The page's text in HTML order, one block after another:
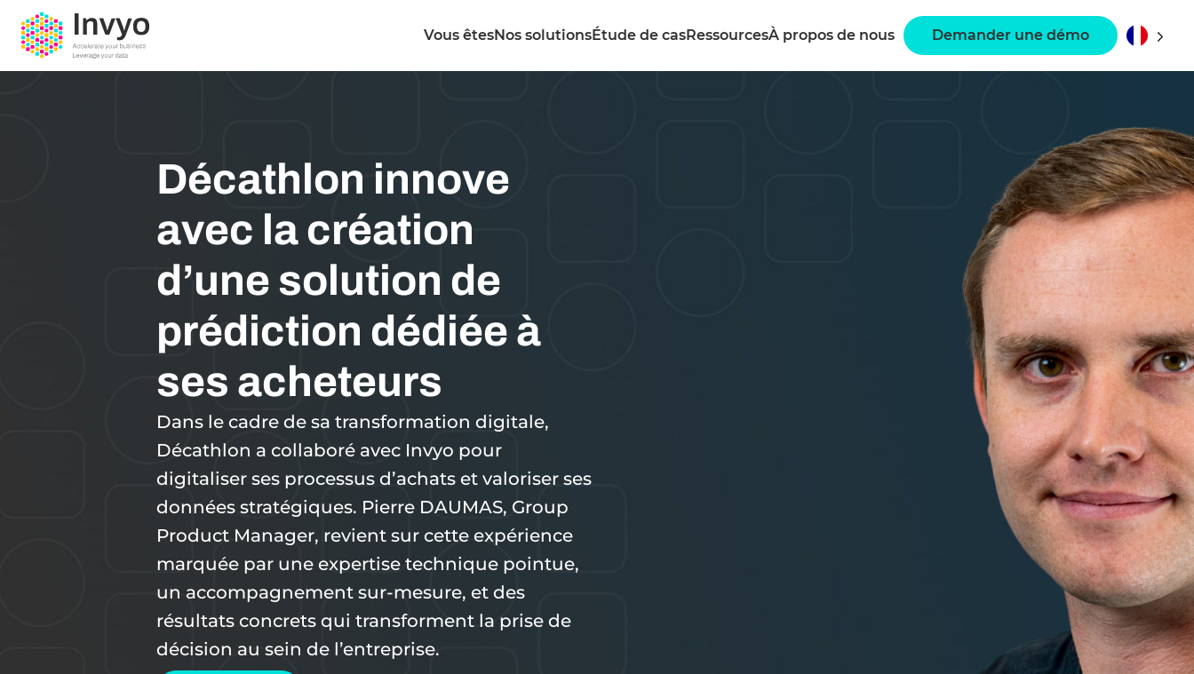
Vous êtesNos solutionsÉtude de casRessourcesÀ propos de nous Demander une démo
Décathlon innove
avec la création
d’une solution de
prédiction dédiée à
ses acheteurs
Dans le cadre de sa transformation digitale,
Décathlon a collaboré avec Invyo pour
digitaliser ses processus d’achats et valoriser ses
données stratégiques. Pierre DAUMAS, Group
Product Manager, revient sur cette expérience
marquée par une expertise technique pointue,
un accompagnement sur-mesure, et des
résultats concrets qui transforment la prise de
décision au sein de l’entreprise.